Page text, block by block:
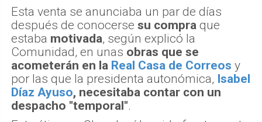
Esta venta se anunciaba un par de días
después de conocerse su compra que
estaba motivada, según explicó la
Comunidad, en unas obras que se
acometerán en la Real Casa de Correos y
por las que la presidenta autonómica, Isabel
Díaz Ayuso, necesitaba contar con un
despacho "temporal".